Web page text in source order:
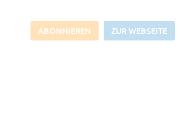
ABONNIEREN ZUR WEBSEITE